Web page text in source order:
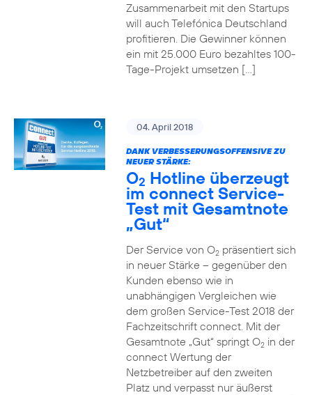
Zusammenarbeit mit den Startups
will auch Telefónica Deutschland
profitieren. Die Gewinner können
ein mit 25.000 Euro bezahltes 100-
Tage-Projekt umsetzen […]
04. April 2018
DANK VERBESSERUNGSOFFENSIVE ZU
NEUER STÄRKE:
O2 Hotline überzeugt
im connect Service-
Test mit Gesamtnote
„Gut“
Der Service von O2präsentiert sich
in neuer Stärke – gegenüber den
Kunden ebenso wie in
unabhängigen Vergleichen wie
dem großen Service-Test 2018 der
Fachzeitschrift connect. Mit der
Gesamtnote „Gut“ springt O2in der
connect Wertung der
Netzbetreiber auf den zweiten
Platz und verpasst nur äußerst